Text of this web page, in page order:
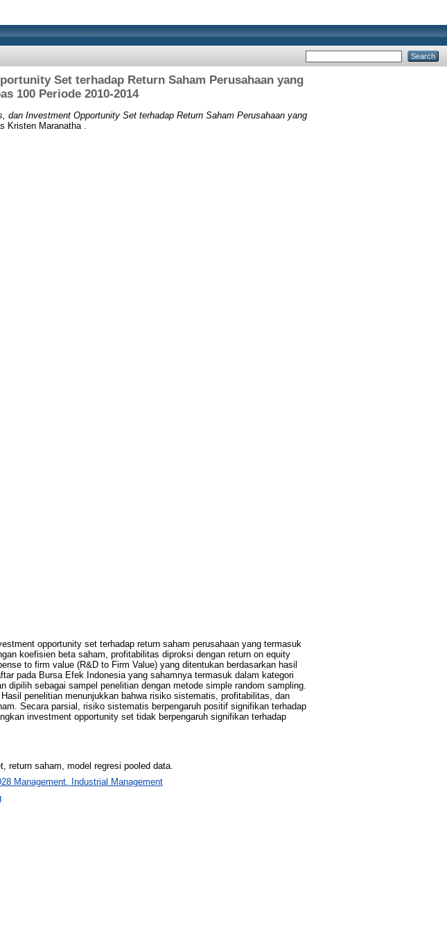
Set terhadap Return Saham Perusahaan yang
100 Periode 2010-2014
dan Investment Opportunity Set terhadap Return Saham Perusahaan yang
Kristen Maranatha .
opportunity set terhadap return saham perusahaan yang termasuk
koefisien beta saham, profitabilitas diproksi dengan return on equity
to firm value (R&D to Firm Value) yang ditentukan berdasarkan hasil
pada Bursa Efek Indonesia yang sahamnya termasuk dalam kategori
dipilih sebagai sampel penelitian dengan metode simple random sampling.
penelitian menunjukkan bahwa risiko sistematis, profitabilitas, dan
Secara parsial, risiko sistematis berpengaruh positif signifikan terhadap
investment opportunity set tidak berpengaruh signifikan terhadap
saham, model regresi pooled data.
Management. Industrial Management